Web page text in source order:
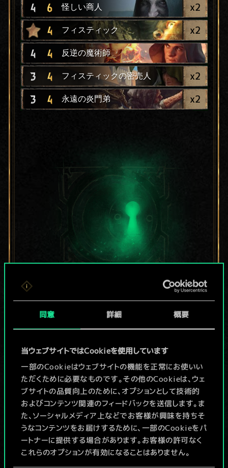
同意 詳細 概要
当ウェブサイトではCookieを使用しています
一部のCookieはウェブサイトの機能を正常にお使いい
ただくために必要なものです。その他のCookieは、ウェ
ブサイトの品質向上のために、オプションとして技術的
およびコンテンツ関連のフィードバックを送信します。ま
た、ソーシャルメディア上などでお客様が興味を持ちそ
うなコンテンツをお届けするために、一部のCookieをパ
ートナーに提供する場合があります。お客様の許可なく
これらのオプションが有効になることはありません。
4 6 怪しい商人 x2
4 フィスティック x2
4 4 反逆の魔術師
3 4 フィスティックの密売人 x2
3 4 永遠の炎門弟 x2
現在はまだこれし
か共有デッキがあ
りませんが、
続々追加中！
デッキ名入力＆ガイドを作成
デッキを編集